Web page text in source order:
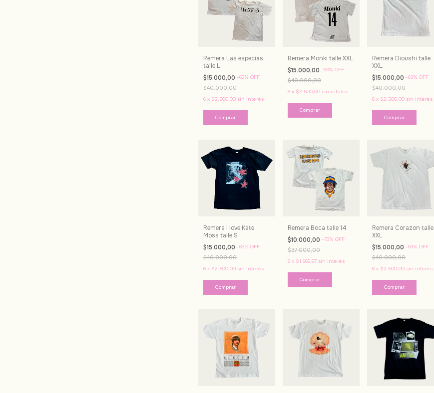
Remera Las especias
talle L
$15.000,00 -63% OFF
$40.000,00
6 x $2.500,00 sin interés
Remera Monki talle XXL
$15.000,00 -63% OFF
$40.000,00
6 x $2.500,00 sin interés
Remera Dioushi talle
XXL
$15.000,00 -63% OFF
$40.000,00
6 x $2.500,00 sin interés
Remera I love Kate
Moss talle S
$15.000,00 -63% OFF
$40.000,00
6 x $2.500,00 sin interés
Remera Boca talle 14
$10.000,00 -73% OFF
$37.000,00
6 x $1.666,67 sin interés
Remera Corazon talle
XXL
$15.000,00 -63% OFF
$40.000,00
6 x $2.500,00 sin interés